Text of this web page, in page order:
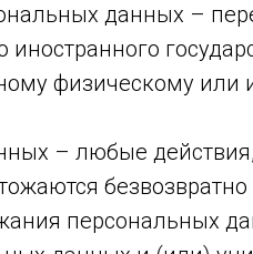
данных –
физическому или
– любые действия,
персональных